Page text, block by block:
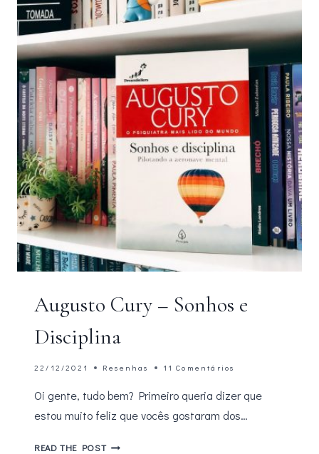
VAI
CONQUISTAR
VOCÊ
Augusto Cury – Sonhos e
Disciplina
22/12/2021 Resenhas 11 Comentários
Oi gente, tudo bem? Primeiro queria dizer que
estou muito feliz que vocês gostaram dos…
READ THE POSTAUGUSTO